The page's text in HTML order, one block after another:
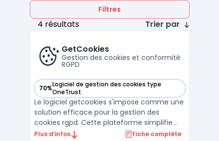
Filtres
4 résultats Trier par
GetCookies
Gestion des cookies et conformité
RGPD
70%Logiciel de gestion des cookies type
OneTrust
— voir GetCookies dans cette catégorie
Le logiciel getcookies s'impose comme une
solution efficace pour la gestion des
cookies rgpd. Cette plateforme simplifie
l'intégration d'une bannière cookies sur tout
Plus d’infos Fiche complète